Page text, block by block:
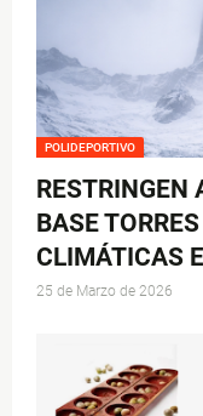
POLIDEPORTIVO
RESTRINGEN
BASE
CLIMÁTICAS
25 de Marzo de 2026